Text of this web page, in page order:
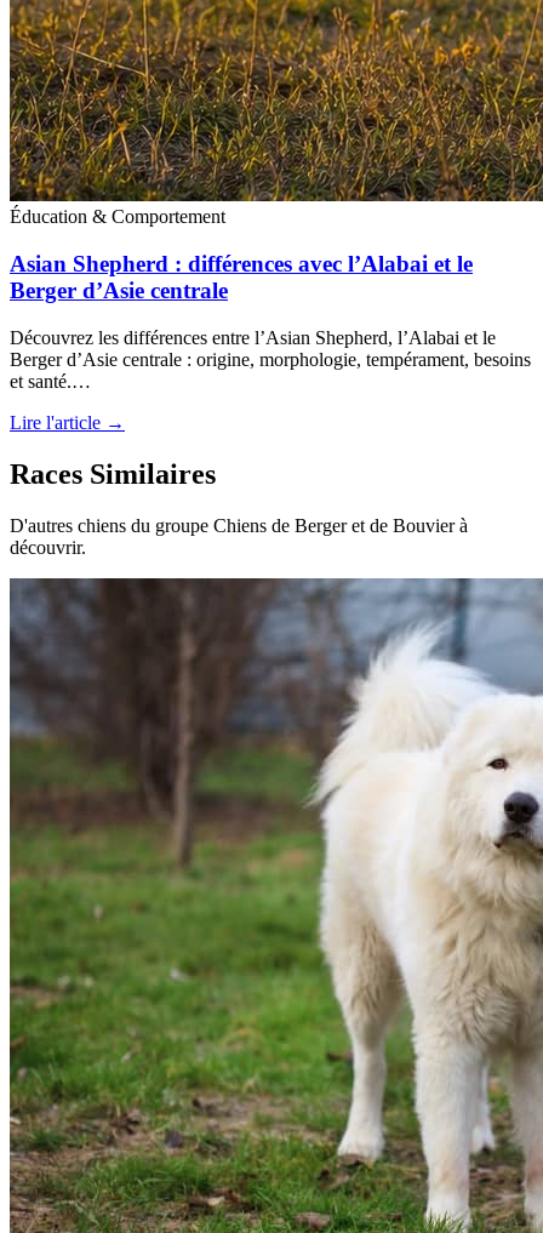
Éducation & Comportement
Asian Shepherd : différences avec l’Alabai et le
Berger d’Asie centrale
Découvrez les différences entre l’Asian Shepherd, l’Alabai et le
Berger d’Asie centrale : origine, morphologie, tempérament, besoins
et santé.…
Lire l'article →
Races Similaires
D'autres chiens du groupe Chiens de Berger et de Bouvier à
découvrir.